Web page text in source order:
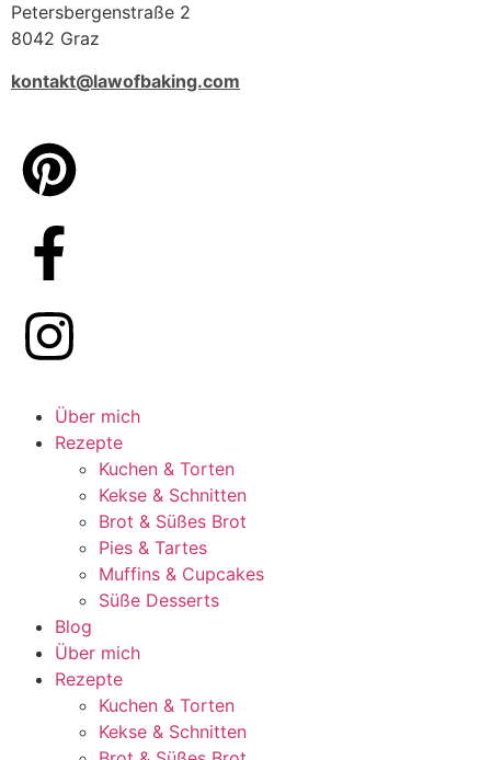
Petersbergenstraße 2
8042 Graz
kontakt@lawofbaking.com
Über mich
Rezepte
Kuchen & Torten
Kekse & Schnitten
Brot & Süßes Brot
Pies & Tartes
Muffins & Cupcakes
Süße Desserts
Blog
Über mich
Rezepte
Kuchen & Torten
Kekse & Schnitten